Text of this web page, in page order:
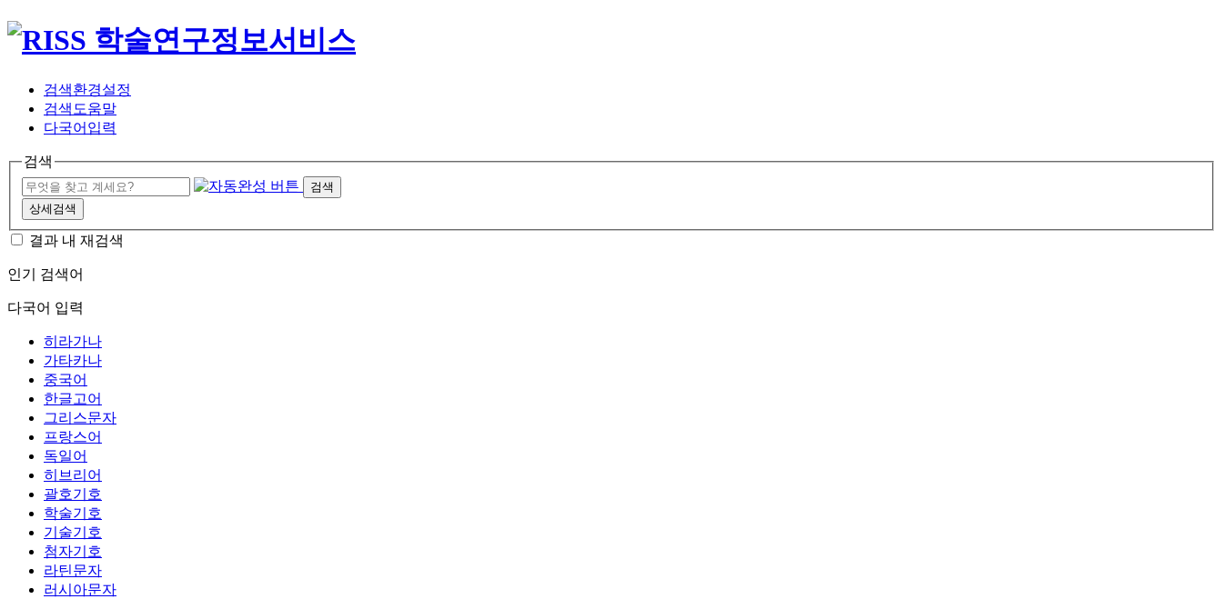
검색환경설정
검색도움말
다국어입력
검색
검색
상세검색
결과 내 재검색
인기 검색어
다국어 입력
히라가나
가타카나
중국어
한글고어
그리스문자
프랑스어
독일어
히브리어
괄호기호
학술기호
기술기호
첨자기호
라틴문자
러시아문자